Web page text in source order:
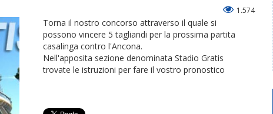
1.574
Torna il nostro concorso attraverso il quale si
possono vincere 5 tagliandi per la prossima partita
casalinga contro l'Ancona.
Nell'apposita sezione denominata Stadio Gratis
trovate le istruzioni per fare il vostro pronostico